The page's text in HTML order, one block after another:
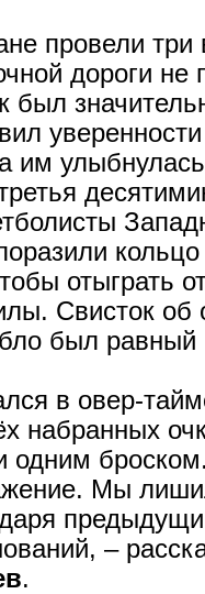
провели три
дороги не
был
им
отыграть
Свисток об
был равный
в овер-
набранных
одним
Мы
–
.